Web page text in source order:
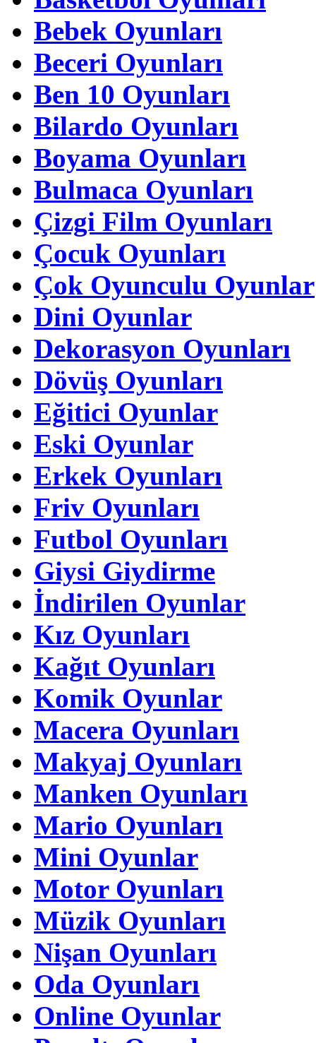
Bebek Oyunları
Beceri Oyunları
Ben 10 Oyunları
Bilardo Oyunları
Boyama Oyunları
Bulmaca Oyunları
Çizgi Film Oyunları
Çocuk Oyunları
Çok Oyunculu Oyunlar
Dini Oyunlar
Dekorasyon Oyunları
Dövüş Oyunları
Eğitici Oyunlar
Eski Oyunlar
Erkek Oyunları
Friv Oyunları
Futbol Oyunları
Giysi Giydirme
İndirilen Oyunlar
Kız Oyunları
Kağıt Oyunları
Komik Oyunlar
Macera Oyunları
Makyaj Oyunları
Manken Oyunları
Mario Oyunları
Mini Oyunlar
Motor Oyunları
Müzik Oyunları
Nişan Oyunları
Oda Oyunları
Online Oyunlar